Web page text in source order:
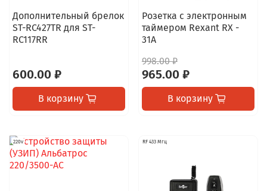
Дополнительный брелок
ST-RC427TR для ST-
RC117RR
600.00 ₽
В корзину
Розетка с электронным
таймером Rexant RX -
31А
998.00 ₽
965.00 ₽
В корзину
220v RF 433 Мгц